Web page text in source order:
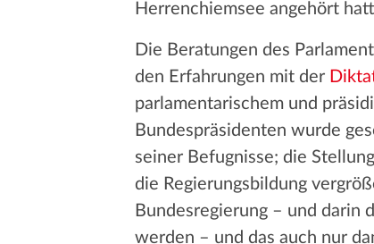
Herrenchiemsee angehört
Die Beratungen des
den Erfahrungen mit der
parlamentarischem und
Bundespräsidenten wurde
seiner Befugnisse; die
die Regierungsbildung
Bundesregierung – und darin
werden – und das auch nur